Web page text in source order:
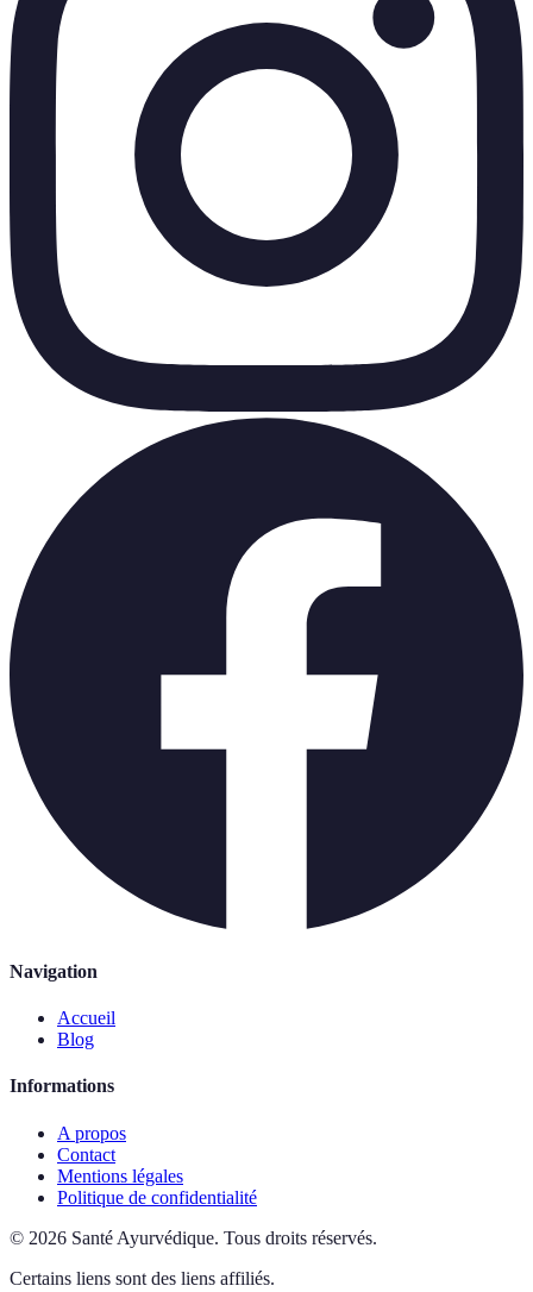
Navigation
Accueil
Blog
Informations
A propos
Contact
Mentions légales
Politique de confidentialité
© 2026 Santé Ayurvédique. Tous droits réservés.
Certains liens sont des liens affiliés.